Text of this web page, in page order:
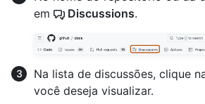
em
Discussions.
Na lista de discussões, clique
você deseja visualizar.